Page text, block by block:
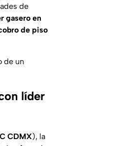
de
gasero en
de piso
de un
líder
CDMX), la